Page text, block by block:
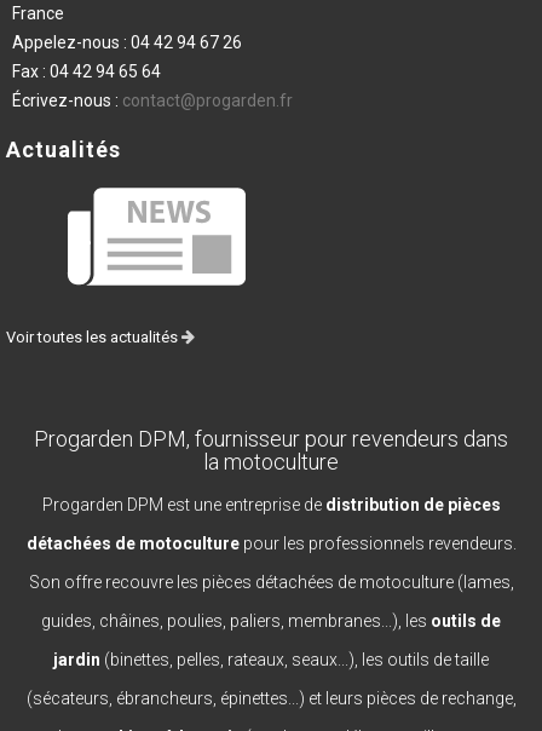
France
Appelez-nous : 04 42 94 67 26
Fax : 04 42 94 65 64
Écrivez-nous : contact@progarden.fr
Actualités
Voir toutes les actualités
Progarden DPM, fournisseur pour revendeurs dans
la motoculture
Progarden DPM est une entreprise de distribution de pièces
détachées de motoculturepour les professionnels revendeurs.
Son offre recouvre les pièces détachées de motoculture (lames,
guides, châines, poulies, paliers, membranes...), les outils de
jardin (binettes, pelles, rateaux, seaux...), les outils de taille
(sécateurs, ébrancheurs, épinettes...) et leurs pièces de rechange,